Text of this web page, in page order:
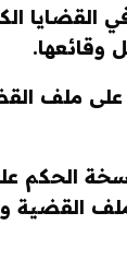
على ملف
الحكم
القضية